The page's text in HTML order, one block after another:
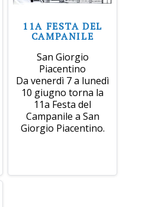
11A FESTA DEL
CAMPANILE
San Giorgio
Piacentino
Da venerdì 7 a lunedì
10 giugno torna la
11a Festa del
Campanile a San
Giorgio Piacentino.